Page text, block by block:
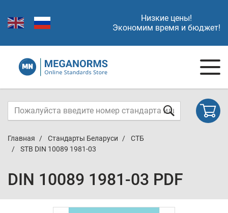
Низкие цены!
Экономим время и бюджет!
Главная Стандарты Беларуси
СТБ
STB DIN 10089 1981-03
DIN 10089 1981-03 PDF